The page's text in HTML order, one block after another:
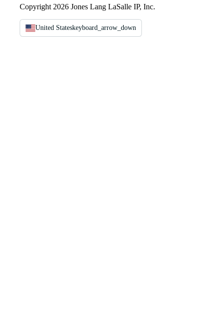
Copyright 2026 Jones Lang LaSalle IP, Inc.
United Stateskeyboard_arrow_down